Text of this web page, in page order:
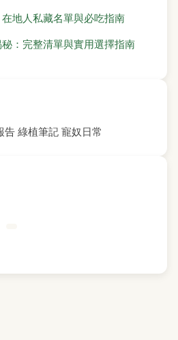
地人私藏名單與必吃指南
：完整清單與實用選擇指南
告 綠植筆記 寵奴日常